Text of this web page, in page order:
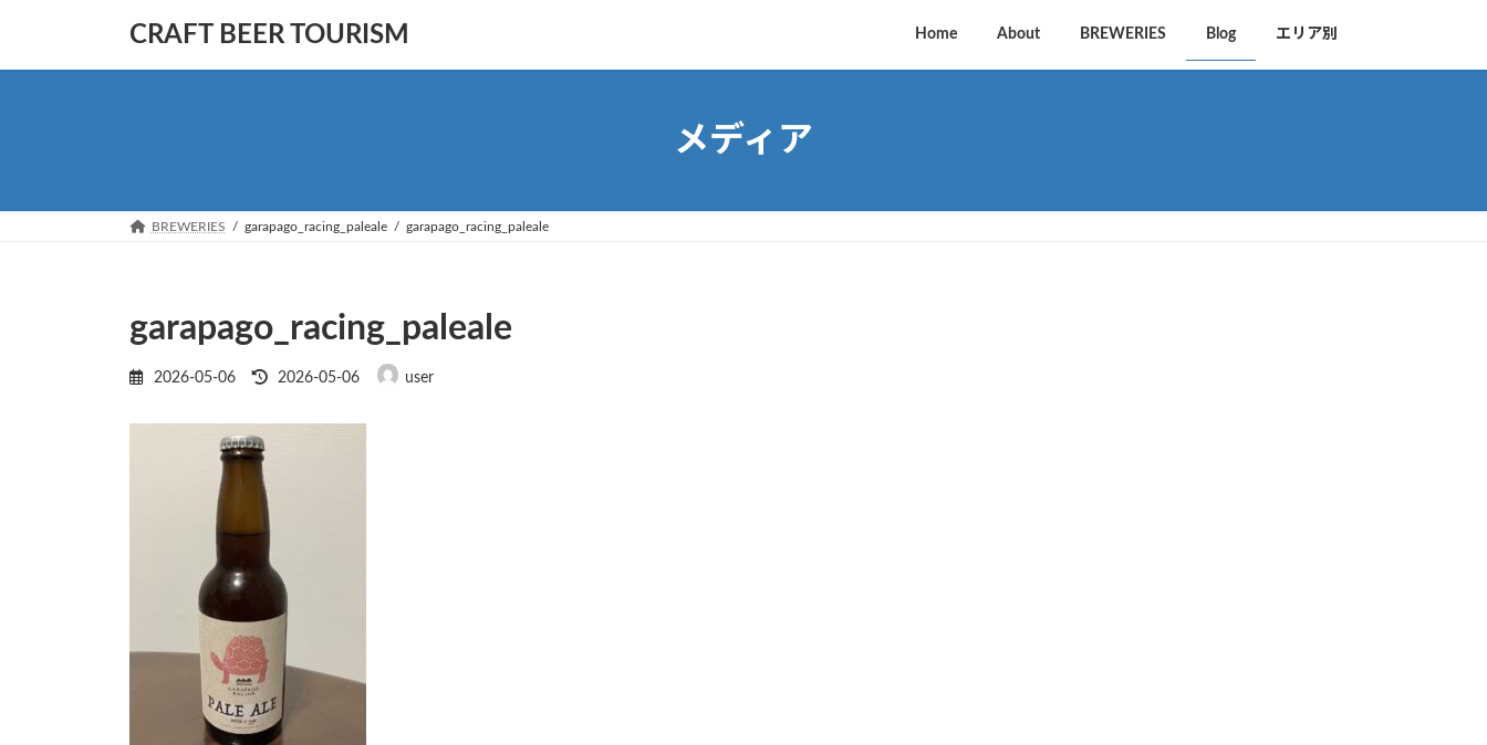
テ
ゲ
CRAFT BEER TOURISM Home About BREWERIES Blog エリア別
メディア
BREWERIES garapago_racing_paleale garapago_racing_paleale
garapago_racing_paleale
2026-05-06
最
2026-05-06 user